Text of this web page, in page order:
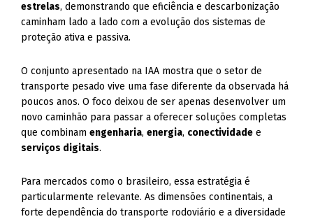
estrelas, demonstrando que eficiência e descarbonização
caminham lado a lado com a evolução dos sistemas de
proteção ativa e passiva.
O conjunto apresentado na IAA mostra que o setor de
transporte pesado vive uma fase diferente da observada há
poucos anos. O foco deixou de ser apenas desenvolver um
novo caminhão para passar a oferecer soluções completas
que combinamengenharia,energia, conectividade e
serviços digitais.
Para mercados como o brasileiro, essa estratégia é
particularmente relevante. As dimensões continentais, a
forte dependência do transporte rodoviário e a diversidade